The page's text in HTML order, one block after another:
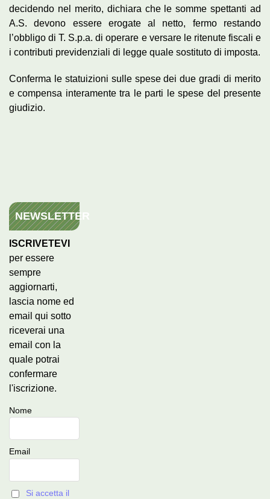
decidendo nel merito, dichiara che le somme spettanti ad
A.S. devono essere erogate al netto, fermo restando
l’obbligo di T. S.p.a. di operare e versare le ritenute fiscali e
i contributi previdenziali di legge quale sostituto di imposta.
Conferma le statuizioni sulle spese dei due gradi di merito
e compensa interamente tra le parti le spese del presente
giudizio.
NEWSLETTER
ISCRIVETEVI
per essere
sempre
aggiornarti,
lascia nome ed
email qui sotto
riceverai una
email con la
quale potrai
confermare
l'iscrizione.
Nome
Email
Si accetta il